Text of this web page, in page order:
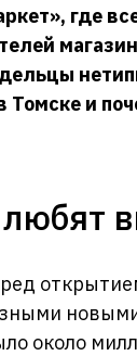
где
Томске и
около